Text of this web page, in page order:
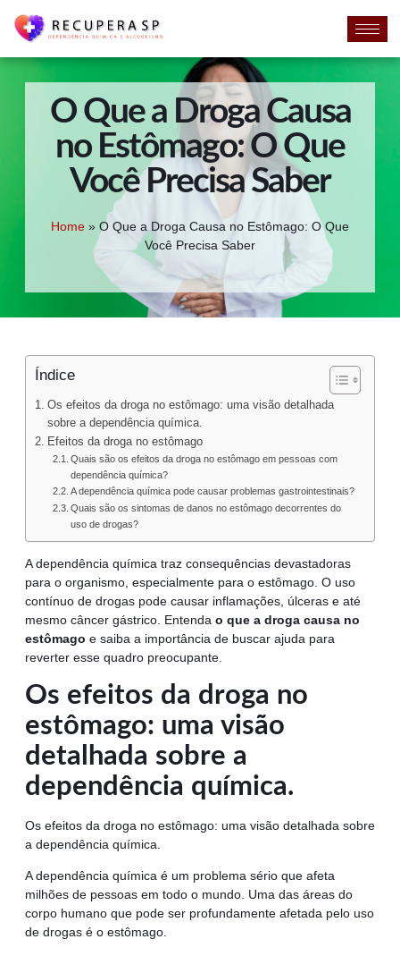
O Que a Droga Causa
no Estômago: O Que
Você Precisa Saber
Home » O Que a Droga Causa no Estômago: O Que
Você Precisa Saber
Índice
Os efeitos da droga no estômago: uma visão detalhada
sobre a dependência química.
Efeitos da droga no estômago
Quais são os efeitos da droga no estômago em pessoas com
dependência química?
A dependência química pode causar problemas gastrointestinais?
Quais são os sintomas de danos no estômago decorrentes do
uso de drogas?
A dependência química traz consequências devastadoras
para o organismo, especialmente para o estômago. O uso
contínuo de drogas pode causar inflamações, úlceras e até
mesmo câncer gástrico. Entenda o que a droga causa no
estômago e saiba a importância de buscar ajuda para
reverter esse quadro preocupante.
Os efeitos da droga no
estômago: uma visão
detalhada sobre a
dependência química.
Os efeitos da droga no estômago: uma visão detalhada sobre
a dependência química.
A dependência química é um problema sério que afeta
milhões de pessoas em todo o mundo. Uma das áreas do
corpo humano que pode ser profundamente afetada pelo uso
de drogas é o estômago.